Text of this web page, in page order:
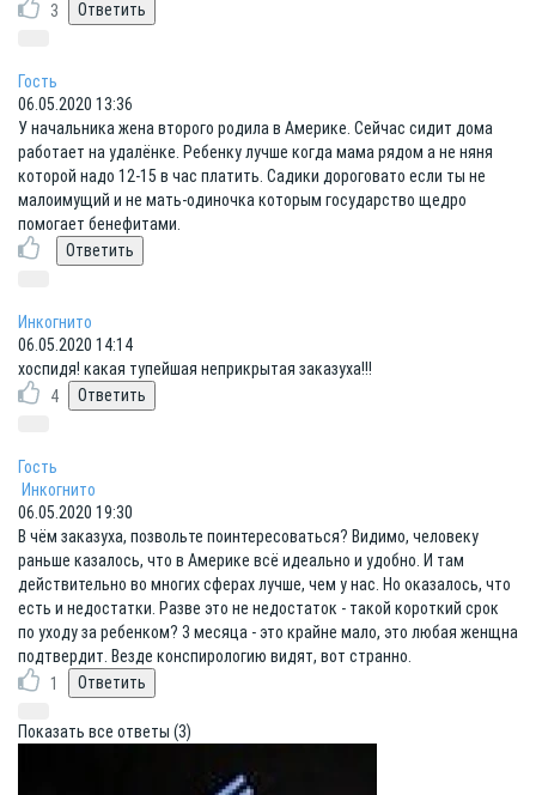
3
Гость
06.05.2020 13:36
У начальника жена второго родила в Америке. Сейчас сидит дома
работает на удалёнке. Ребенку лучше когда мама рядом а не няня
которой надо 12-15 в час платить. Садики дороговато если ты не
малоимущий и не мать-одиночка которым государство щедро
помогает бенефитами.
Инкогнито
06.05.2020 14:14
хоспидя! какая тупейшая неприкрытая заказуха!!!
4
Гость
Инкогнито
06.05.2020 19:30
В чём заказуха, позвольте поинтересоваться? Видимо, человеку
раньше казалось, что в Америке всё идеально и удобно. И там
действительно во многих сферах лучше, чем у нас. Но оказалось, что
есть и недостатки. Разве это не недостаток - такой короткий срок
по уходу за ребенком? 3 месяца - это крайне мало, это любая женщна
подтвердит. Везде конспирологию видят, вот странно.
1
Показать все ответы (3)